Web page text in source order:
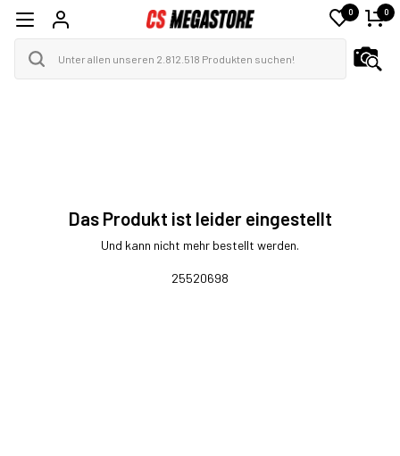
0 0
Das Produkt ist leider eingestellt
Und kann nicht mehr bestellt werden.
25520698